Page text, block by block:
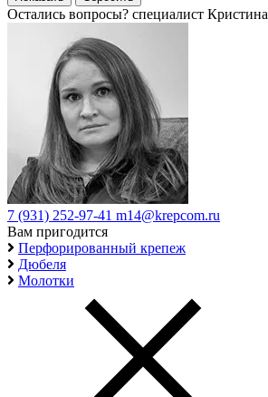
Остались вопросы? специалист Кристина
7 (931) 252-97-41 m14@krepcom.ru
Вам пригодится
Перфорированный крепеж
Дюбеля
Молотки